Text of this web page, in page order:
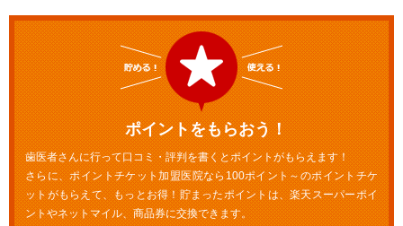
ポイントをもらおう！
歯医者さんに行って口コミ・評判を書くとポイントがもらえます！
さらに、ポイントチケット加盟医院なら100ポイント～のポイントチケ
ットがもらえて、もっとお得！貯まったポイントは、楽天スーパーポイ
ントやネットマイル、商品券に交換できます。